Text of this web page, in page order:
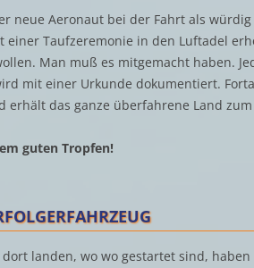
neue Aeronaut bei der Fahrt als
einer Taufzeremonie in den Luftadel
Man muß es mitgemacht haben.
mit einer Urkunde dokumentiert.
erhält das ganze überfahrene Land
guten Tropfen!
landen, wo wo gestartet sind,